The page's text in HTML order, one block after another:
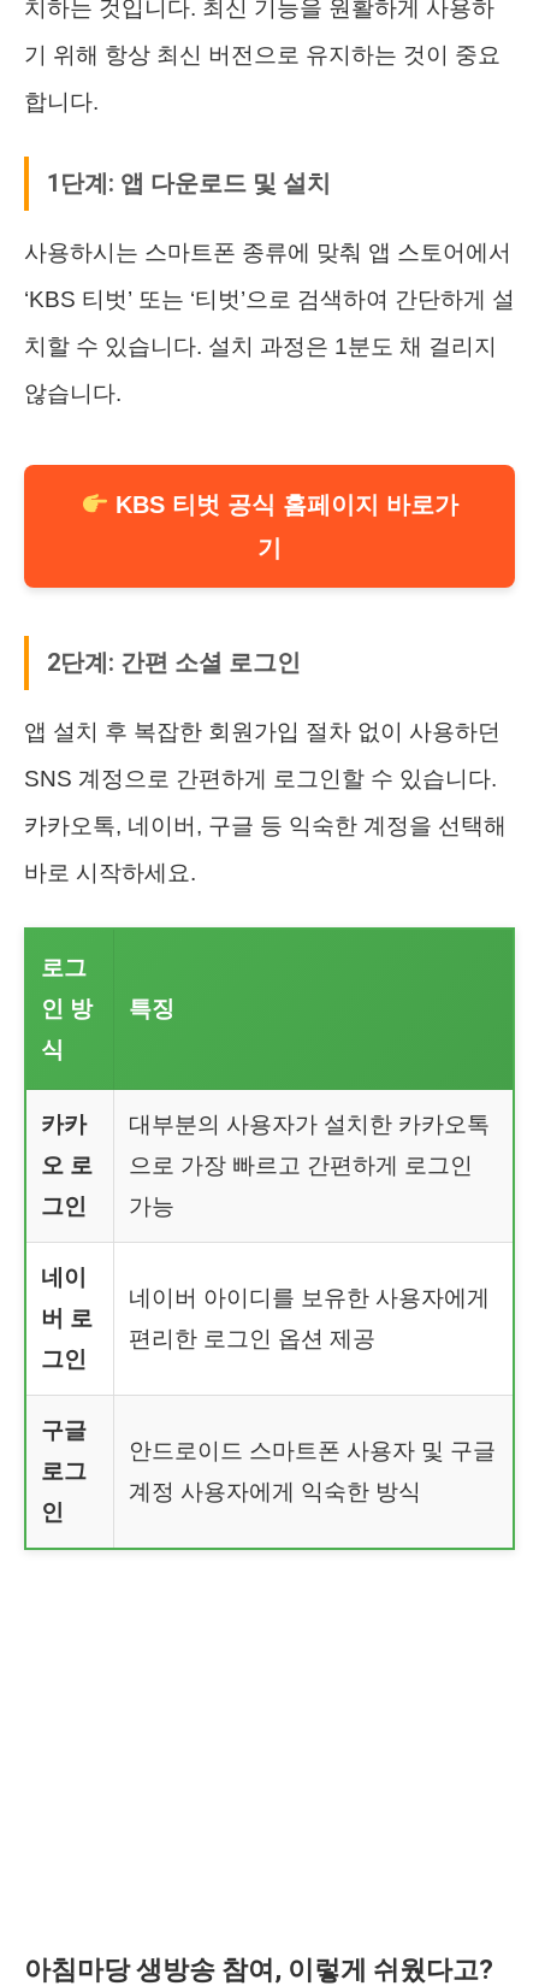
치하는 것입니다. 최신 기능을 원활하게 사용하
기 위해 항상 최신 버전으로 유지하는 것이 중요
합니다.
1단계: 앱 다운로드 및 설치
사용하시는 스마트폰 종류에 맞춰 앱 스토어에서
‘KBS 티벗’ 또는 ‘티벗’으로 검색하여 간단하게 설
치할 수 있습니다. 설치 과정은 1분도 채 걸리지
않습니다.
KBS 티벗 공식 홈페이지 바로가
기
2단계: 간편 소셜 로그인
앱 설치 후 복잡한 회원가입 절차 없이 사용하던
SNS 계정으로 간편하게 로그인할 수 있습니다.
카카오톡, 네이버, 구글 등 익숙한 계정을 선택해
바로 시작하세요.
로그
인 방
식
특징
카카
오 로
그인
대부분의 사용자가 설치한 카카오톡
으로 가장 빠르고 간편하게 로그인
가능
네이
버 로
그인
네이버 아이디를 보유한 사용자에게
편리한 로그인 옵션 제공
구글
로그
인
안드로이드 스마트폰 사용자 및 구글
계정 사용자에게 익숙한 방식
아침마당 생방송 참여, 이렇게 쉬웠다고?